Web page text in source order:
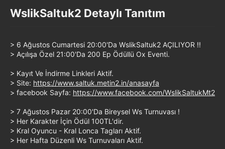
WslikSaltuk2 Detaylı Tanıtım​
> 6 Ağustos Cumartesi 20:00'Da WslikSaltuk2 AÇILIYOR !!
> Açılışa Özel 21:00'Da 200 Ep Ödüllü Ox Eventi.
> Kayıt Ve İndirme Linkleri Aktif.
> Site: https://www.saltuk.metin2.in/anasayfa
> facebook Sayfa: https://www.facebook.com/WslikSaltukMt2
> 7 Ağustos Pazar 20:00'Da Bireysel Ws Turnuvası !
> Her Karakter İçin Ödül 100TL'dir.
> Kral Oyuncu - Kral Lonca Tagları Aktif.
> Her Hafta Düzenli Ws Turnuvaları Aktif.